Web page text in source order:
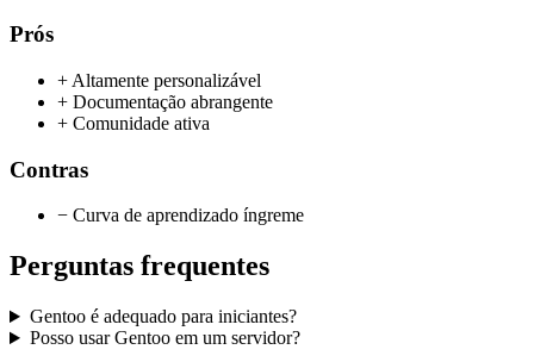
Prós
+ Altamente personalizável
+ Documentação abrangente
+ Comunidade ativa
Contras
− Curva de aprendizado íngreme
Perguntas frequentes
Gentoo é adequado para iniciantes?
Posso usar Gentoo em um servidor?